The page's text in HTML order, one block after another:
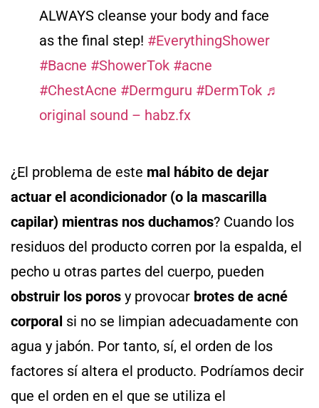
ALWAYS cleanse your body and face
as the final step! #EverythingShower
#Bacne #ShowerTok #acne
#ChestAcne #Dermguru #DermTok ♬
original sound – habz.fx
¿El problema de este mal hábito de dejar
actuar el acondicionador (o la mascarilla
capilar) mientras nos duchamos? Cuando los
residuos del producto corren por la espalda, el
pecho u otras partes del cuerpo, pueden
obstruir los poros y provocar brotes de acné
corporal si no se limpian adecuadamente con
agua y jabón. Por tanto, sí, el orden de los
factores sí altera el producto. Podríamos decir
que el orden en el que se utiliza el